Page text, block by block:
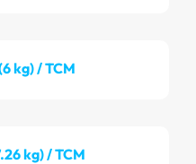
kg) / TCM
kg) / TCM